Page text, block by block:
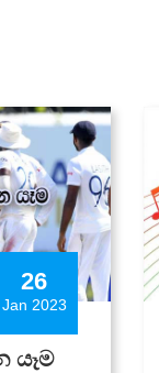
26
Jan 2023
යෑම